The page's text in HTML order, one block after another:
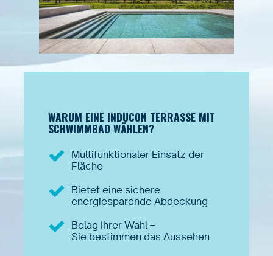
WARUM EINE INDUCON TERRASSE MIT
SCHWIMMBAD WÄHLEN?
Multifunktionaler Einsatz der
Fläche
Bietet eine sichere
energiesparende Abdeckung
Belag Ihrer Wahl –
Sie bestimmen das Aussehen